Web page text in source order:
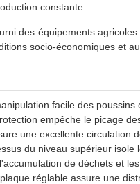
constante.
des équipements
socio-économiques et
facile des
empêche le picage
une excellente circulation
du niveau supérieur
de déchets et
réglable assure une